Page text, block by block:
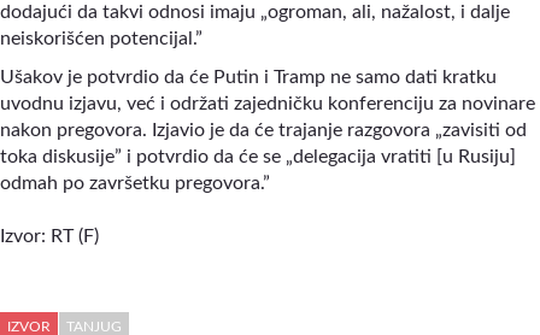
dodajući da takvi odnosi imaju „ogroman, ali, nažalost, i dalje
neiskorišćen potencijal.”
Ušakov je potvrdio da će Putin i Tramp ne samo dati kratku
uvodnu izjavu, već i održati zajedničku konferenciju za novinare
nakon pregovora. Izjavio je da će trajanje razgovora „zavisiti od
toka diskusije” i potvrdio da će se „delegacija vratiti [u Rusiju]
odmah po završetku pregovora.”
Izvor: RT (F)
IZVOR TANJUG